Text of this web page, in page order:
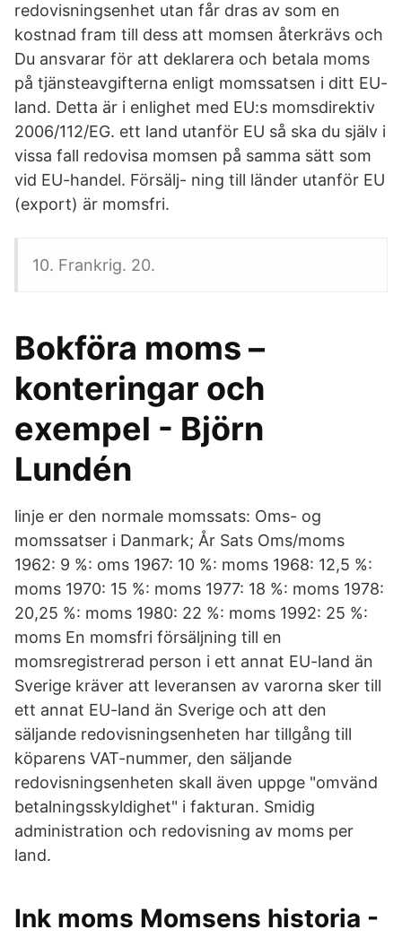
redovisningsenhet utan får dras av som en
kostnad fram till dess att momsen återkrävs och
Du ansvarar för att deklarera och betala moms
på tjänsteavgifterna enligt momssatsen i ditt EU-
land. Detta är i enlighet med EU:s momsdirektiv
2006/112/EG. ett land utanför EU så ska du själv i
vissa fall redovisa momsen på samma sätt som
vid EU-handel. Försälj- ning till länder utanför EU
(export) är momsfri.
10. Frankrig. 20.
Bokföra moms –
konteringar och
exempel - Björn
Lundén
linje er den normale momssats: Oms- og
momssatser i Danmark; År Sats Oms/moms
1962: 9 %: oms 1967: 10 %: moms 1968: 12,5 %:
moms 1970: 15 %: moms 1977: 18 %: moms 1978:
20,25 %: moms 1980: 22 %: moms 1992: 25 %:
moms En momsfri försäljning till en
momsregistrerad person i ett annat EU-land än
Sverige kräver att leveransen av varorna sker till
ett annat EU-land än Sverige och att den
säljande redovisningsenheten har tillgång till
köparens VAT-nummer, den säljande
redovisningsenheten skall även uppge "omvänd
betalningsskyldighet" i fakturan. Smidig
administration och redovisning av moms per
land.
Ink moms Momsens historia -